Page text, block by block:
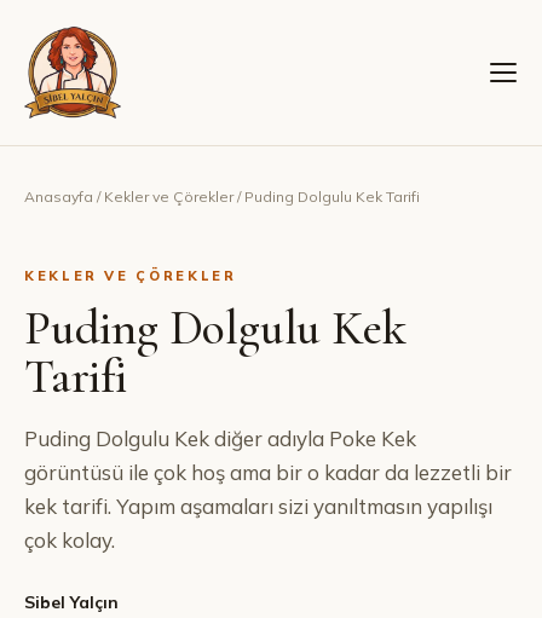
Anasayfa / Kekler ve Çörekler/ Puding Dolgulu Kek Tarifi
KEKLER VE ÇÖREKLER
Puding Dolgulu Kek
Tarifi
Puding Dolgulu Kek diğer adıyla Poke Kek
görüntüsü ile çok hoş ama bir o kadar da lezzetli bir
kek tarifi. Yapım aşamaları sizi yanıltmasın yapılışı
çok kolay.
Sibel Yalçın